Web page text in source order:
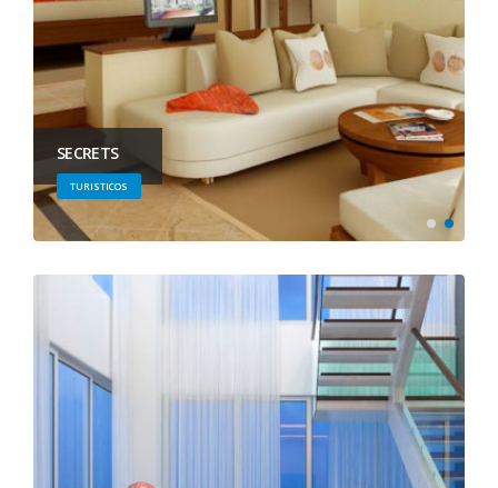
SECRETS
TURISTICOS